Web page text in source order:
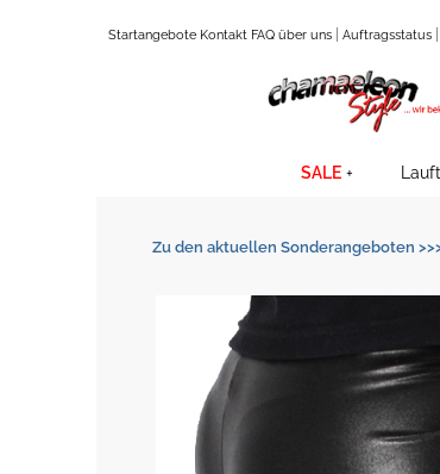
StartangeboteKontaktFAQüber uns Auftragsstatus
SALE
Zu den aktuellen Sonderangeboten